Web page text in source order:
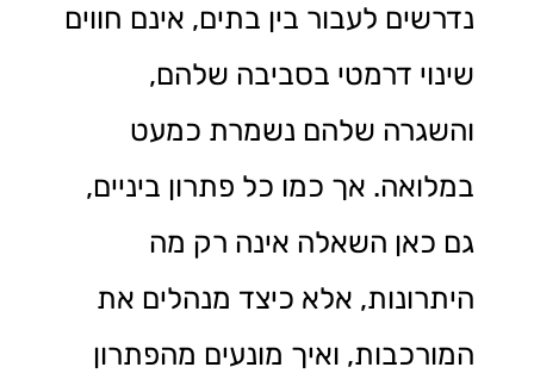
נדרשים לעבור בין בתים, אינם חווים
שינוי דרמטי בסביבה שלהם,
והשגרה שלהם נשמרת כמעט
במלואה. אך כמו כל פתרון ביניים,
גם כאן השאלה אינה רק מה
היתרונות, אלא כיצד מנהלים את
המורכבות, ואיך מונעים מהפתרון